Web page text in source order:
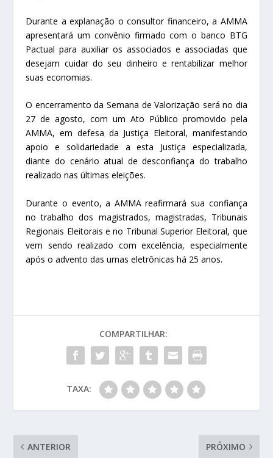
Durante a explanação o consultor financeiro, a AMMA
apresentará um convênio firmado com o banco BTG
Pactual para auxiliar os associados e associadas que
desejam cuidar do seu dinheiro e rentabilizar melhor
suas economias.
O encerramento da Semana de Valorização será no dia
27 de agosto, com um Ato Público promovido pela
AMMA, em defesa da Justiça Eleitoral, manifestando
apoio e solidariedade a esta Justiça especializada,
diante do cenário atual de desconfiança do trabalho
realizado nas últimas eleições.
Durante o evento, a AMMA reafirmará sua confiança
no trabalho dos magistrados, magistradas, Tribunais
Regionais Eleitorais e no Tribunal Superior Eleitoral, que
vem sendo realizado com excelência, especialmente
após o advento das urnas eletrônicas há 25 anos.
COMPARTILHAR:
TAXA:
ANTERIOR PRÓXIMO